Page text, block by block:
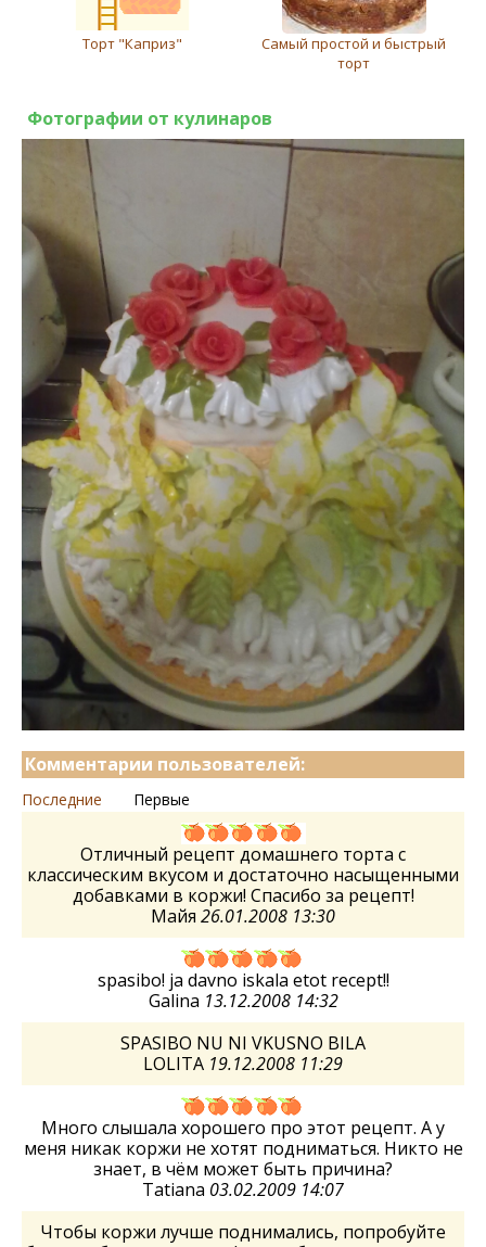
Торт "Каприз"
Самый простой и быстрый
торт
Фотографии от кулинаров
Комментарии пользователей:
Последние Первые
Отличный рецепт домашнего торта с
классическим вкусом и достаточно насыщенными
добавками в коржи! Спасибо за рецепт!
Майя 26.01.2008 13:30
spasibo! ja davno iskala etot recept!!
Galina 13.12.2008 14:32
SPASIBO NU NI VKUSNO BILA
LOLITA 19.12.2008 11:29
Много слышала хорошего про этот рецепт. А у
меня никак коржи не хотят подниматься. Никто не
знает, в чём может быть причина?
Tatiana 03.02.2009 14:07
Чтобы коржи лучше поднимались, попробуйте